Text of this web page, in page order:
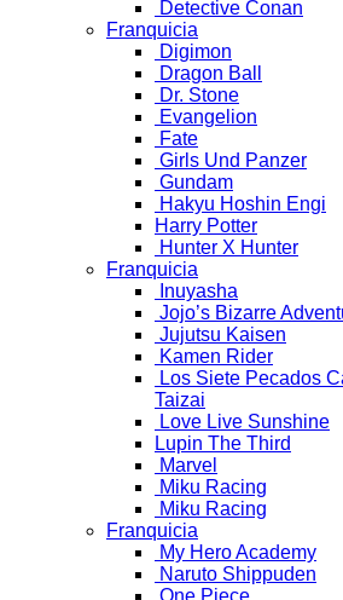
Detective Conan
Franquicia
Digimon
Dragon Ball
Dr. Stone
Evangelion
Fate
Girls Und Panzer
Gundam
Hakyu Hoshin Engi
Harry Potter
Hunter X Hunter
Franquicia
Inuyasha
Jojo’s Bizarre
Jujutsu Kaisen
Kamen Rider
Los Siete Pecados
Taizai
Love Live Sunshine
Lupin The Third
Marvel
Miku Racing
Miku Racing
Franquicia
My Hero Academy
Naruto Shippuden